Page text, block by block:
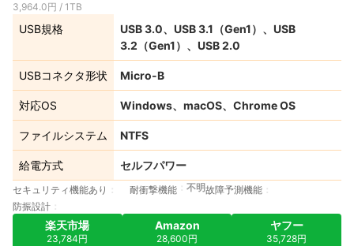
3,964.0円 / 1TB
USB規格
USB 3.0、USB 3.1（Gen1）、USB
3.2（Gen1）、USB 2.0
USBコネクタ形状 Micro-B
対応OS Windows、macOS、Chrome OS
ファイルシステム NTFS
給電方式 セルフパワー
セキュリティ機能あり 耐衝撃機能 不明故障予測機能
防振設計
楽天市場
23,784円
Amazon
28,600円
ヤフー
35,728円